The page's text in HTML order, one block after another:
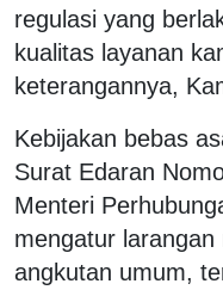
regulasi yang
kualitas layanan
keterangannya,
Kebijakan bebas
Surat Edaran
Menteri
mengatur
angkutan umum,